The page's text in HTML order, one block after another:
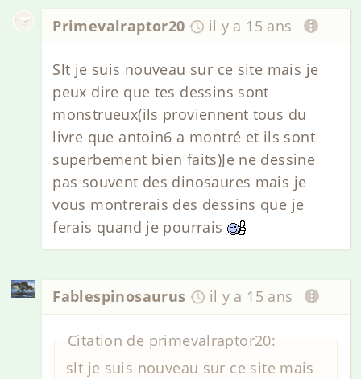
Primevalraptor20 il y a 15 ans
Slt je suis nouveau sur ce site mais je
peux dire que tes dessins sont
monstrueux(ils proviennent tous du
livre que antoin6 a montré et ils sont
superbement bien faits)Je ne dessine
pas souvent des dinosaures mais je
vous montrerais des dessins que je
ferais quand je pourrais
Fablespinosaurus il y a 15 ans
Citation de primevalraptor20:
slt je suis nouveau sur ce site mais